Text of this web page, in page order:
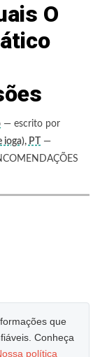
O
— escrito por
PT
—
que
Conheça
política